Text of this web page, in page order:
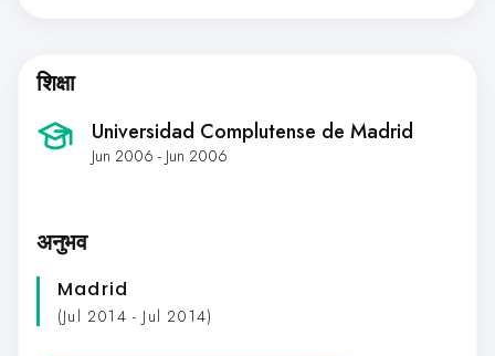
शिक्षा
Universidad Complutense de Madrid
Jun 2006 - Jun 2006
अनुभव
Madrid
(Jul 2014 - Jul 2014)